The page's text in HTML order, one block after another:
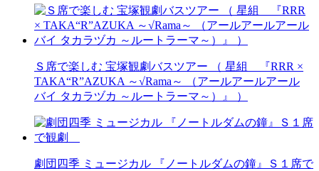
Ｓ席で楽しむ 宝塚観劇バスツアー （ 星組 『RRR ×
TAKA“R”AZUKA ～√Rama～ （アールアールアール
バイ タカラヅカ ～ルートラーマ～）』 ）
劇団四季 ミュージカル 『ノートルダムの鐘』Ｓ１席で